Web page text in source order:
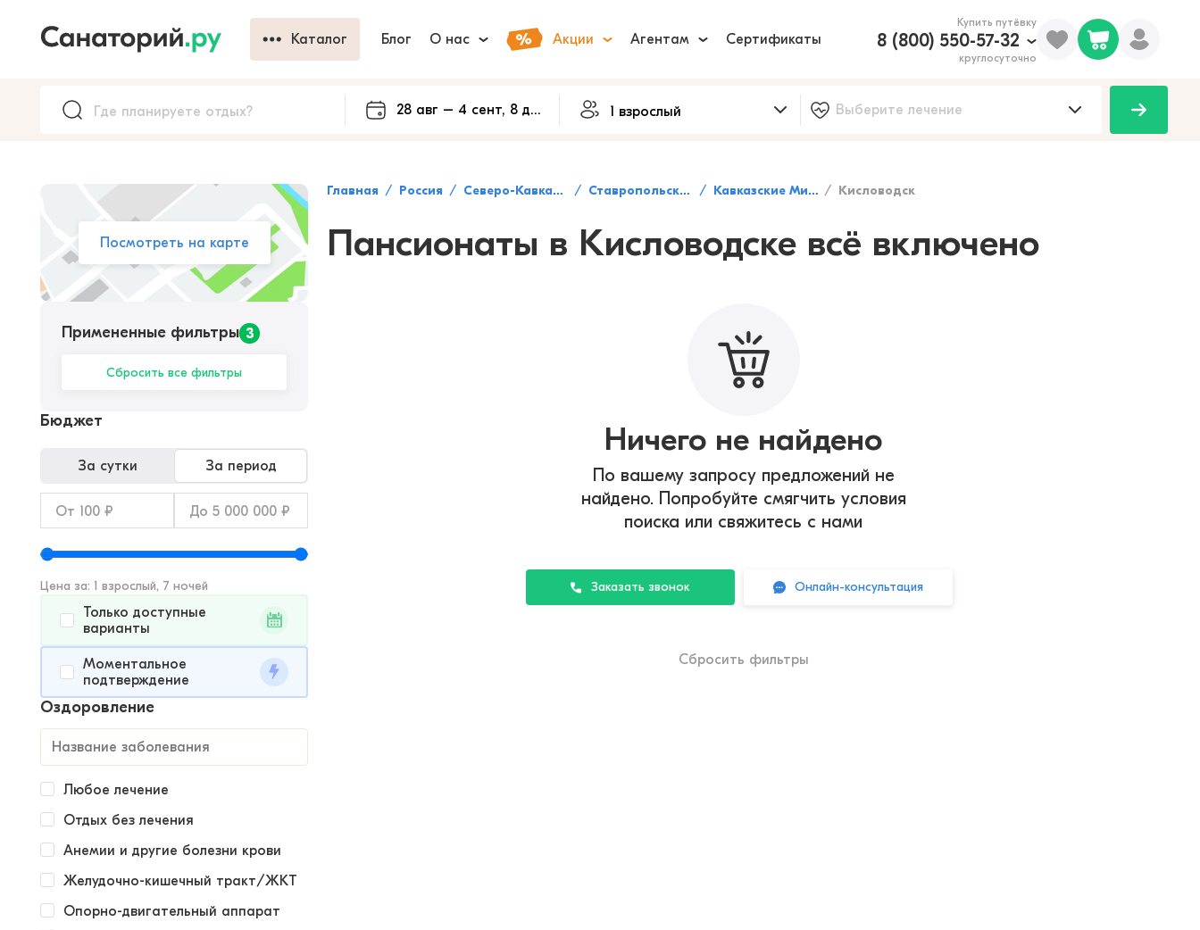
Каталог Блог О нас Акции Агентам Сертификаты
Купить путёвку
8 (800) 550-57-32
круглосуточно
Посмотреть на карте
Примененные фильтры 3
Сбросить все фильтры
Бюджет
За сутки За период
Цена за: 1 взрослый, 7 ночей
Только доступные
варианты
Моментальное
подтверждение
Оздоровление
Любое лечение
Отдых без лечения
Анемии и другие болезни крови
Желудочно-кишечный тракт/ЖКТ
Опорно-двигательный аппарат
Главная Россия Северо-Кавказский федеральный округ Ставропольский край Кавказские Минеральные Воды Кисловодск
Пансионаты в Кисловодске всё включено
Ничего не найдено
По вашему запросу предложений не
найдено. Попробуйте смягчить условия
поиска или свяжитесь с нами
Заказать звонок Онлайн-консультация
Сбросить фильтры